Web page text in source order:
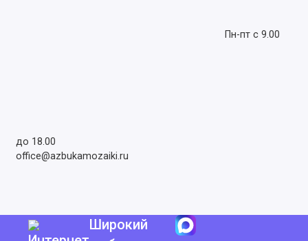
Широкий
Пн-пт с 9.00
до 18.00
office@azbukamozaiki.ru